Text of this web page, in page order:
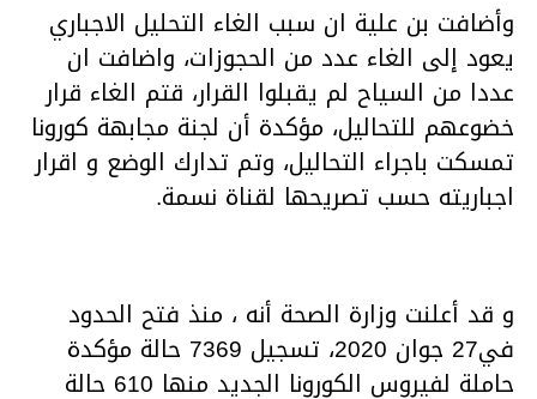
وأضافت بن علية ان سبب الغاء التحليل الاجباري
يعود إلى الغاء عدد من الحجوزات، واضافت ان
عددا من السياح لم يقبلوا القرار، قتم الغاء قرار
خضوعهم للتحاليل، مؤكدة أن لجنة مجابهة كورونا
تمسكت باجراء التحاليل، وتم تدارك الوضع و اقرار
اجباريته حسب تصريحها لقناة نسمة.
و قد أعلنت وزارة الصحة أنه ، منذ فتح الحدود
في27 جوان 2020، تسجيل 7369 حالة مؤكدة
حاملة لفيروس الكورونا الجديد منها 610 حالة